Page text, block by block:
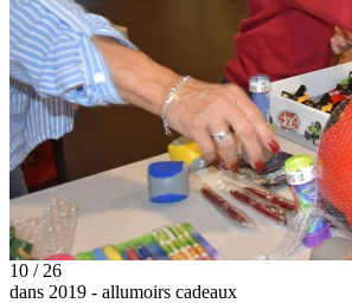
10 / 26
dans 2019 - allumoirs cadeaux